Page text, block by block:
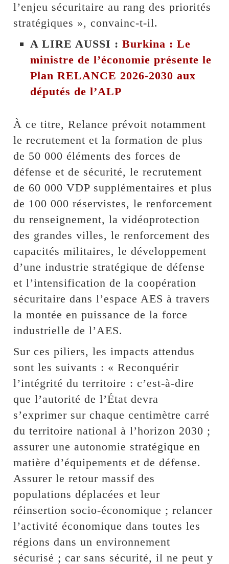
l’enjeu sécuritaire au rang des priorités
stratégiques », convainc-t-il.
A LIRE AUSSI :Burkina : Le
ministre de l’économie présente le
Plan RELANCE 2026-2030 aux
députés de l’ALP
À ce titre, Relance prévoit notamment
le recrutement et la formation de plus
de 50 000 éléments des forces de
défense et de sécurité, le recrutement
de 60 000 VDP supplémentaires et plus
de 100 000 réservistes, le renforcement
du renseignement, la vidéoprotection
des grandes villes, le renforcement des
capacités militaires, le développement
d’une industrie stratégique de défense
et l’intensification de la coopération
sécuritaire dans l’espace AES à travers
la montée en puissance de la force
industrielle de l’AES.
Sur ces piliers, les impacts attendus
sont les suivants : « Reconquérir
l’intégrité du territoire : c’est-à-dire
que l’autorité de l’État devra
s’exprimer sur chaque centimètre carré
du territoire national à l’horizon 2030 ;
assurer une autonomie stratégique en
matière d’équipements et de défense.
Assurer le retour massif des
populations déplacées et leur
réinsertion socio-économique ; relancer
l’activité économique dans toutes les
régions dans un environnement
sécurisé ; car sans sécurité, il ne peut y